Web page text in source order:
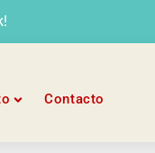
Contacto